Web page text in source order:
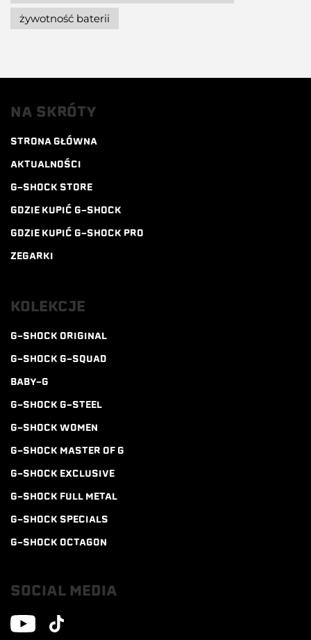
żywotność baterii
NA SKRÓTY
STRONA GŁÓWNA
AKTUALNOŚCI
G-SHOCK STORE
GDZIE KUPIĆ G-SHOCK
GDZIE KUPIĆ G-SHOCK PRO
ZEGARKI
KOLEKCJE
G-SHOCK ORIGINAL
G-SHOCK G-SQUAD
BABY-G
G-SHOCK G-STEEL
G-SHOCK WOMEN
G-SHOCK MASTER OF G
G-SHOCK EXCLUSIVE
G-SHOCK FULL METAL
G-SHOCK SPECIALS
G-SHOCK OCTAGON
SOCIAL MEDIA